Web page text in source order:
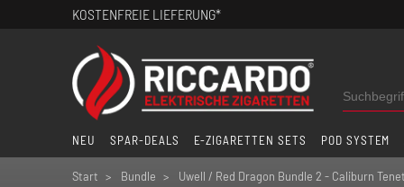
KOSTENFREIE LIEFERUNG*
NEU SPAR-DEALS E-ZIGARETTEN SETS POD SYSTEM
Start Bundle Uwell / Red Dragon Bundle 2 - Caliburn